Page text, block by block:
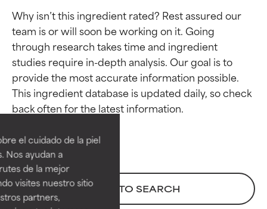
el cuidado de la piel
Nos ayudan a
de la mejor
visites nuestro sitio
partners,
Why isn’t this ingredient rated? Rest assured our
team is or will soon be working on it. Going
through research takes time and ingredient
studies require in-depth analysis. Our goal is to
provide the most accurate information possible.
This ingredient database is updated daily, so check
BACK TO SEARCH
Calificaciones de
ingredientes
EXCELENTE
Ingrediente sobresaliente con
beneficios reales para la piel. Su
eficacia está demostrada y
respaldada por estudios
Calificaciones de
ingredientes
EXCELENTE
Ingrediente sobresaliente con
beneficios reales para la piel. Su
eficacia está demostrada y
respaldada por estudios